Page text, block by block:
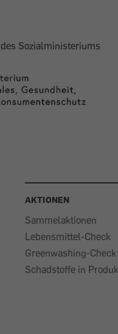
Sozialministeriums
AKTIONEN
Sammelaktionen
Lebensmittel-Check
Greenwashing-Check
Schadstoffe in